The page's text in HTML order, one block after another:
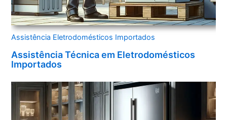
Assistência Eletrodomésticos Importados
Assistência Técnica em Eletrodomésticos
Importados